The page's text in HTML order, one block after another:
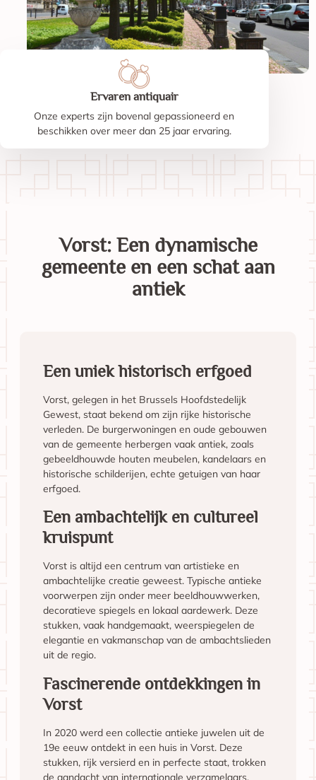
Ervaren antiquair
Onze experts zijn bovenal gepassioneerd en
beschikken over meer dan 25 jaar ervaring.
Vorst: Een dynamische
gemeente en een schat aan
antiek
Een uniek historisch erfgoed
Vorst, gelegen in het Brussels Hoofdstedelijk
Gewest, staat bekend om zijn rijke historische
verleden. De burgerwoningen en oude gebouwen
van de gemeente herbergen vaak antiek, zoals
gebeeldhouwde houten meubelen, kandelaars en
historische schilderijen, echte getuigen van haar
erfgoed.
Een ambachtelijk en cultureel
kruispunt
Vorst is altijd een centrum van artistieke en
ambachtelijke creatie geweest. Typische antieke
voorwerpen zijn onder meer beeldhouwwerken,
decoratieve spiegels en lokaal aardewerk. Deze
stukken, vaak handgemaakt, weerspiegelen de
elegantie en vakmanschap van de ambachtslieden
uit de regio.
Fascinerende ontdekkingen in
Vorst
In 2020 werd een collectie antieke juwelen uit de
19e eeuw ontdekt in een huis in Vorst. Deze
stukken, rijk versierd en in perfecte staat, trokken
de aandacht van internationale verzamelaars.